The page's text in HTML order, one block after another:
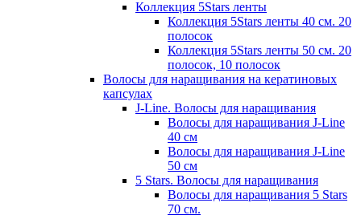
Коллекция 5Stars ленты
Коллекция 5Stars ленты 40 см. 20
полосок
Коллекция 5Stars ленты 50 см. 20
полосок, 10 полосок
Волосы для наращивания на кератиновых
капсулах
J-Line. Волосы для наращивания
Волосы для наращивания J-Line
40 см
Волосы для наращивания J-Line
50 см
5 Stars. Волосы для наращивания
Волосы для наращивания 5 Stars
70 см.